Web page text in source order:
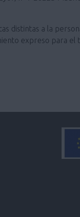
distintas a la
expreso para el